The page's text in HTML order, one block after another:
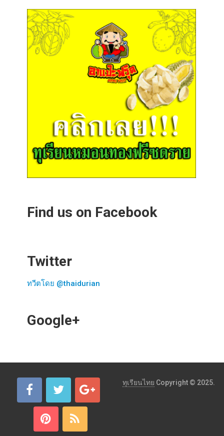
Find us on Facebook
Twitter
ทวีตโดย @thaidurian
Google+
ทุเรียนไทย Copyright © 2025.